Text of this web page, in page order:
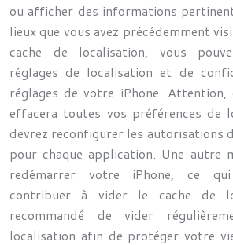
ou afficher des informations
lieux que vous avez précédemment
cache de localisation, vous
réglages de localisation et de
réglages de votre iPhone.
effacera toutes vos préférences de
devrez reconfigurer les autorisations
pour chaque application. Une autre
redémarrer votre iPhone, ce
contribuer à vider le cache de
recommandé de vider
localisation afin de protéger votre